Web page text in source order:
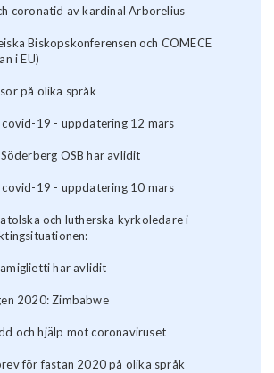
coronatid av kardinal Arborelius
Biskopskonferensen och COMECE
i EU)
på olika språk
19 - uppdatering 12 mars
OSB har avlidit
19 - uppdatering 10 mars
och lutherska kyrkoledare i
har avlidit
2020: Zimbabwe
och hjälp mot coronaviruset
för fastan 2020 på olika språk